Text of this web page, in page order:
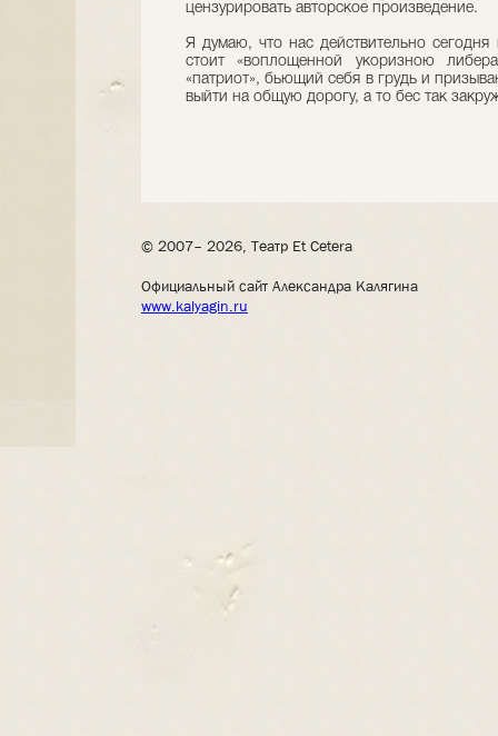
цензурировать авторское произведение.
Я думаю, что нас действительно
стоит «воплощенной укоризною
«патриот», бьющий себя в грудь и
выйти на общую дорогу, а то бес так
© 2007– 2026, Театр Et Cetera
Официальный сайт Александра Калягина
www.kalyagin.ru